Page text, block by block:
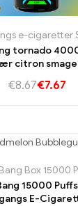
e-
e-
tornado
citron
€8.67€7.67
e-
Bang Box 15000
15000 Puffs
E-